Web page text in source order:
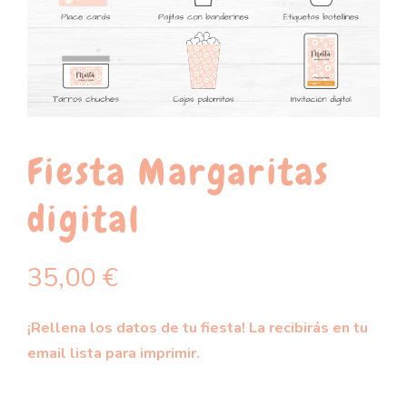
Fiesta Margaritas
digital
35,00 €
¡Rellena los datos de tu fiesta! La recibirás en tu
email lista para imprimir.